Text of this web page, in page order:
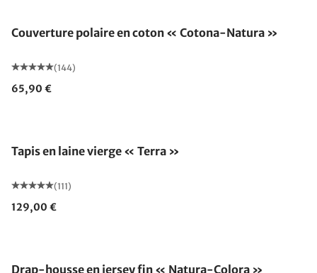
Couverture polaire en coton « Cotona-Natura »
(144)
65,90 €
Tapis en laine vierge « Terra »
(111)
129,00 €
Drap-housse en jersey fin « Natura-Colora »